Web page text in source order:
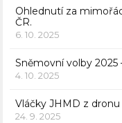
Ohlednutí za
ČR.
6. 10. 2025
Sněmovní volby 2025
4. 10. 2025
Vláčky JHMD z dronu
24. 9. 2025